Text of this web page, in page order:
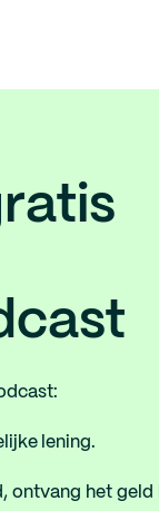
lening.
ontvang het geld